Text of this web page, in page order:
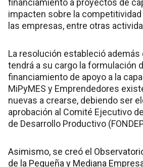
financiamiento a proyectos de
impacten sobre la
las empresas, entre otras
La resolución estableció además
tendrá a su cargo la formulación
financiamiento de apoyo a la
MiPyMES y Emprendedores
nuevas a crearse, debiendo ser
aprobación al Comité Ejecutivo
de Desarrollo Productivo
Asimismo, se creó el
de la Pequeña y Mediana